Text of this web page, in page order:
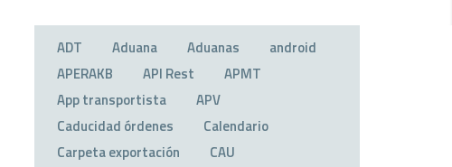
ADT Aduana Aduanas
android
APERAKB
API Rest
APMT
App transportista
APV
Caducidad órdenes
Calendario
Carpeta exportación
CAU